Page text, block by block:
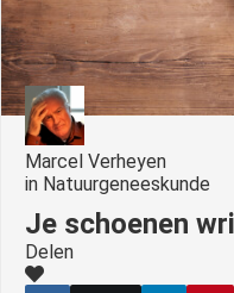
Marcel Verheyen
in Natuurgeneeskunde
Je schoenen
Delen